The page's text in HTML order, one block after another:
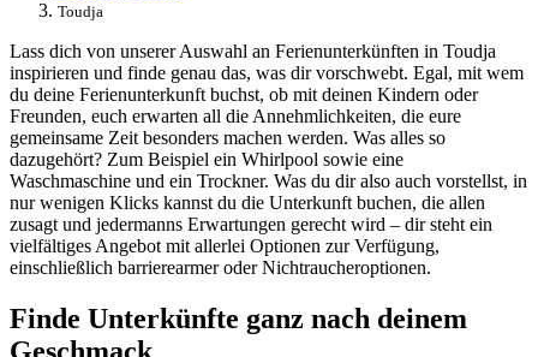
Toudja
Lass dich von unserer Auswahl an Ferienunterkünften in Toudja
inspirieren und finde genau das, was dir vorschwebt. Egal, mit wem
du deine Ferienunterkunft buchst, ob mit deinen Kindern oder
Freunden, euch erwarten all die Annehmlichkeiten, die eure
gemeinsame Zeit besonders machen werden. Was alles so
dazugehört? Zum Beispiel ein Whirlpool sowie eine
Waschmaschine und ein Trockner. Was du dir also auch vorstellst, in
nur wenigen Klicks kannst du die Unterkunft buchen, die allen
zusagt und jedermanns Erwartungen gerecht wird – dir steht ein
vielfältiges Angebot mit allerlei Optionen zur Verfügung,
einschließlich barrierearmer oder Nichtraucheroptionen.
Finde Unterkünfte ganz nach deinem
Geschmack